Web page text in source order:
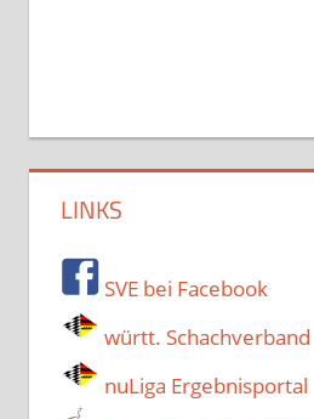
LINKS
SVE bei Facebook
württ. Schachverband
nuLiga Ergebnisportal